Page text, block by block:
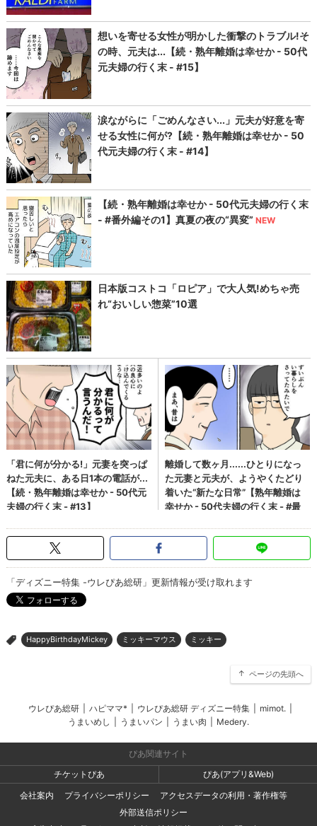
「ディズニー特集 -ウレぴあ総研」更新情報が受け取れます
> HappyBirthdayMickey ミッキーマウス ミッキー
ページの先頭へ
ウレぴあ総研 ハピママ* ウレぴあ総研 ディズニー特集 mimot.
うまいめし
うまいパン うまい肉 Medery.
ぴあ関連サイト
チケットぴあ
ぴあ(アプリ&Web)
会社案内
プライバシーポリシー
アクセスデータの利用・著作権等
外部送信ポリシー